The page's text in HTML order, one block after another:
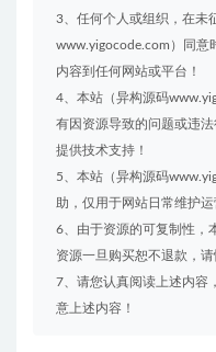
3、任何个人或组织，在未
www.yigocode.com）同意
内容到任何网站或平台！
4、本站（异构源码
有因资源导致的问题或违
提供技术支持！
5、本站（异构源码
助，仅用于网站日常维护运
6、由于资源的可复制性，
资源一旦购买恕不退款，
7、请您认真阅读上述内容
意上述内容！